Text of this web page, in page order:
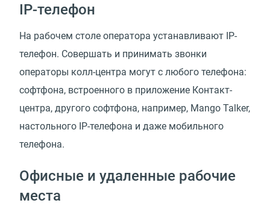
IP-телефон
На рабочем столе оператора устанавливают IP-
телефон. Совершать и принимать звонки
операторы колл-центра могут с любого телефона:
софтфона, встроенного в приложение Контакт-
центра, другого софтфона, например, Mango Talker,
настольного IP-телефона и даже мобильного
телефона.
Офисные и удаленные рабочие
места